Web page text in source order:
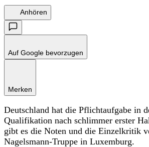
Anhören
Auf Google bevorzugen
Merken
Deutschland hat die Pflichtaufgabe in
Qualifikation nach schlimmer erster
gibt es die Noten und die Einzelkritik
Nagelsmann-Truppe in Luxemburg.